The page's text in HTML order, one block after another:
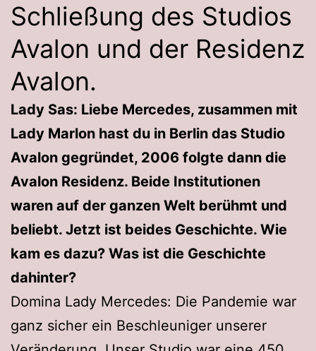
Schließung des Studios
Avalon und der Residenz
Avalon.
Lady Sas: Liebe Mercedes, zusammen mit
Lady Marlon hast du in Berlin das Studio
Avalon gegründet, 2006 folgte dann die
Avalon Residenz. Beide Institutionen
waren auf der ganzen Welt berühmt und
beliebt. Jetzt ist beides Geschichte. Wie
kam es dazu? Was ist die Geschichte
dahinter?
Domina Lady Mercedes: Die Pandemie war
ganz sicher ein Beschleuniger unserer